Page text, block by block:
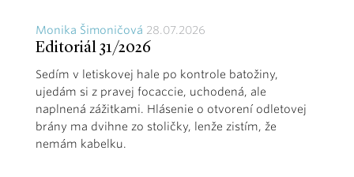
Monika Šimoničová 28.07.2026
Editoriál 31/2026
Sedím v letiskovej hale po kontrole batožiny,
ujedám si z pravej focaccie, uchodená, ale
naplnená zážitkami. Hlásenie o otvorení odletovej
brány ma dvihne zo stoličky, lenže zistím, že
nemám kabelku.